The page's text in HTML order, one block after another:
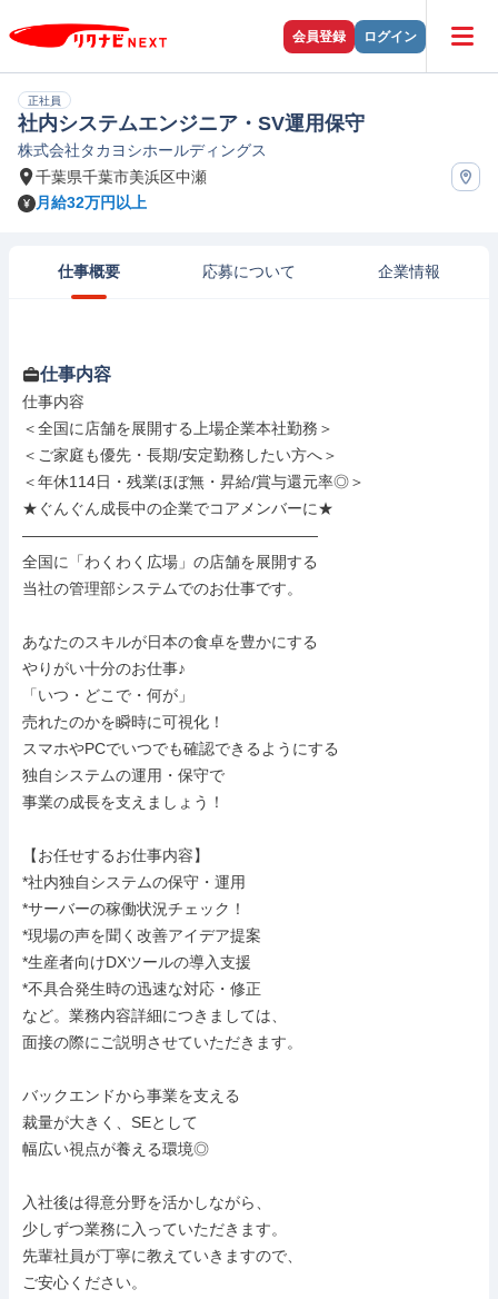
会員登録 ログイン
正社員
社内システムエンジニア・SV運用保守
株式会社タカヨシホールディングス
千葉県千葉市美浜区中瀬
月給32万円以上
仕事概要 応募について 企業情報
仕事内容
仕事内容
＜全国に店舗を展開する上場企業本社勤務＞
＜ご家庭も優先・長期/安定勤務したい方へ＞
＜年休114日・残業ほぼ無・昇給/賞与還元率◎＞
★ぐんぐん成長中の企業でコアメンバーに★
―――――――――――――――――――
全国に「わくわく広場」の店舗を展開する
当社の管理部システムでのお仕事です。
あなたのスキルが日本の食卓を豊かにする
やりがい十分のお仕事♪
「いつ・どこで・何が」
売れたのかを瞬時に可視化！
スマホやPCでいつでも確認できるようにする
独自システムの運用・保守で
事業の成長を支えましょう！
【お任せするお仕事内容】
*社内独自システムの保守・運用
*サーバーの稼働状況チェック！
*現場の声を聞く改善アイデア提案
*生産者向けDXツールの導入支援
*不具合発生時の迅速な対応・修正
など。業務内容詳細につきましては、
面接の際にご説明させていただきます。
バックエンドから事業を支える
裁量が大きく、SEとして
幅広い視点が養える環境◎
入社後は得意分野を活かしながら、
少しずつ業務に入っていただきます。
先輩社員が丁寧に教えていきますので、
ご安心ください。